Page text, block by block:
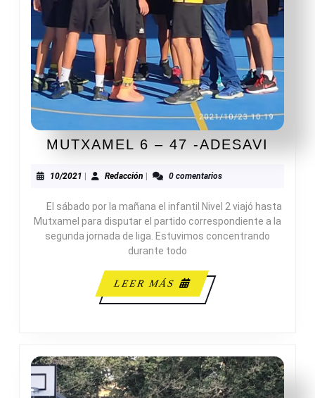
MUTXAMEL 6 – 47 -ADESAVI
-
10/2021 10/2021RedacciónRedacción0 comentarios
El sábado por la mañana el infantil Nivel 2 viajó hasta
Mutxamel para disputar el partido correspondiente a la
segunda jornada de liga. Estuvimos concentrando
durante todo
LEER MÁS
LEER
MÁS